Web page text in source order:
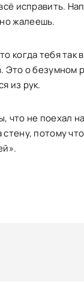
исправить.
жалеешь.
когда тебя так
Это о безумном
из рук.
что не поехал
потому